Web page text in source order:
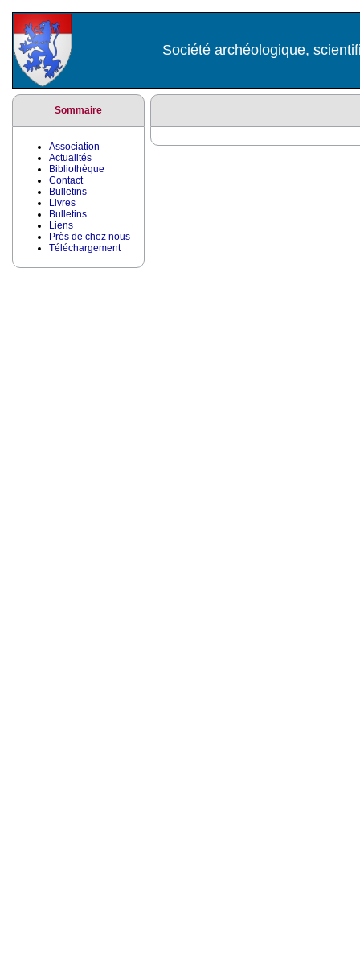
Société archéologique,
Sommaire
Association
Actualités
Bibliothèque
Contact
Bulletins
Livres
Bulletins
Liens
Près de chez nous
Téléchargement